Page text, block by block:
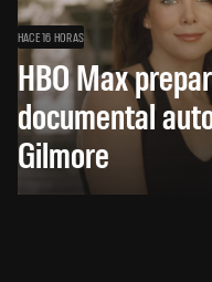
HACE 16 HORAS
HBO Max
documental
Gilmore